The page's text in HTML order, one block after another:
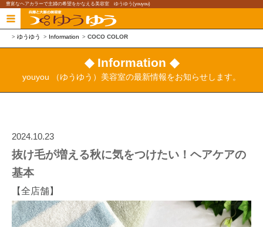
豊富なヘアカラーで主婦の希望をかなえる美容室 ゆうゆう(youyou)
ゆうゆう Information COCO COLOR
◆ Information ◆
youyou （ゆうゆう）美容室の最新情報をお知らせします。
2024.10.23
抜け毛が増える秋に気をつけたい！ヘアケアの
基本
【全店舗】